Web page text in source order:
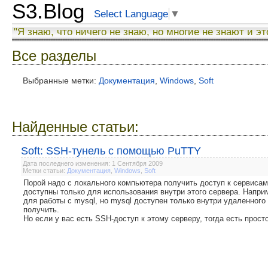
S3.Blog Select Language ▼
"Я знаю, что ничего не знаю, но многие не знают и
Все разделы
Выбранные метки: Документация Windows Soft
Найденные статьи:
Soft: SSH-тунель с помощью PuTTY
Дата последнего изменения: 1 Сентября 2009
Метки статьи: Документация Windows Soft
Порой надо с локального компьютера получить доступ к
доступны только для использования внутри этого сервера.
для работы с mysql, но mysql доступен только внутри
получить.
Но если у вас есть SSH-доступ к этому серверу, тогда есть